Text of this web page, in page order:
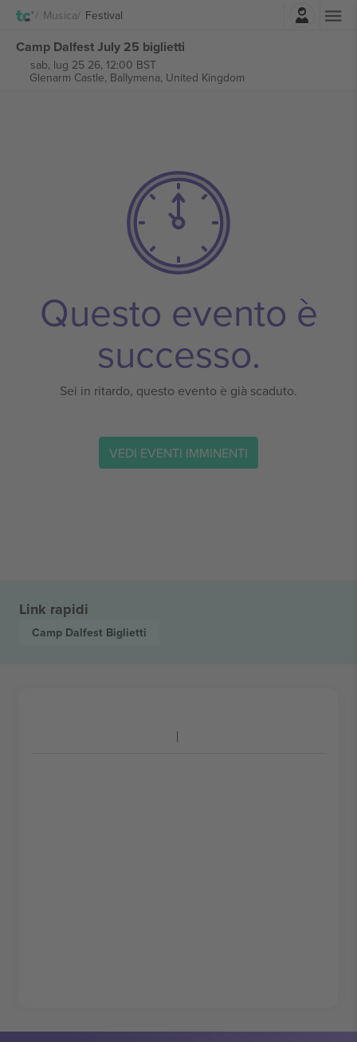
Musica Festival
Camp Dalfest July 25 biglietti
sab, lug 25 26, 12:00 BST
Glenarm Castle, Ballymena, United Kingdom
Questo evento è
successo.
Sei in ritardo, questo evento è già scaduto.
VEDI EVENTI IMMINENTI
Link rapidi
Camp Dalfest Biglietti